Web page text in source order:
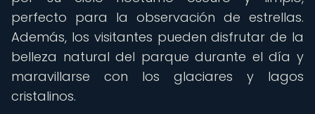
perfecto para la observación de estrellas.
Además, los visitantes pueden disfrutar de la
belleza natural del parque durante el día y
maravillarse con los glaciares y lagos
cristalinos.